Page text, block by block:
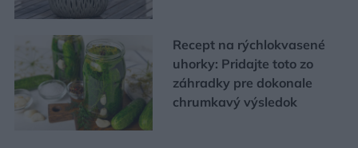
Recept na rýchlokvasené
uhorky: Pridajte toto zo
záhradky pre dokonale
chrumkavý výsledok